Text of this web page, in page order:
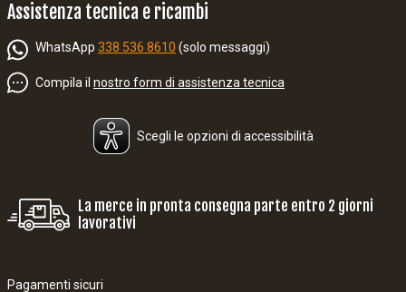
Assistenza tecnica e ricambi
WhatsApp 338 536 8610 (solo messaggi)
Compila il nostro form di assistenza tecnica
Scegli le opzioni di accessibilità
La merce in pronta consegna parte entro 2 giorni
lavorativi
Pagamenti sicuri